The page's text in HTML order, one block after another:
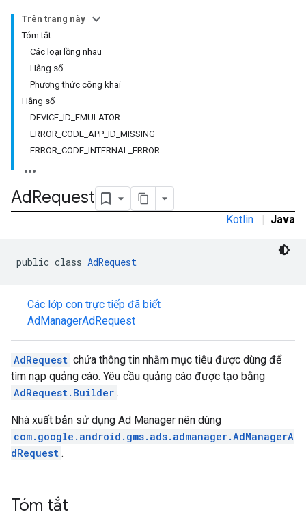
Trên trang này
Tóm tắt
Các loại lồng nhau
Hằng số
Phương thức công khai
Hằng số
DEVICE_ID_EMULATOR
ERROR_CODE_APP_ID_MISSING
ERROR_CODE_INTERNAL_ERROR
AdRequest
Kotlin | Java
public class AdRequest
Các lớp con trực tiếp đã biết
AdManagerAdRequest
AdRequest chứa thông tin nhắm mục tiêu được dùng để
tìm nạp quảng cáo. Yêu cầu quảng cáo được tạo bằng
AdRequest.Builder .
Nhà xuất bản sử dụng Ad Manager nên dùng
com.google.android.gms.ads.admanager.AdManagerA
dRequest .
Tóm tắt